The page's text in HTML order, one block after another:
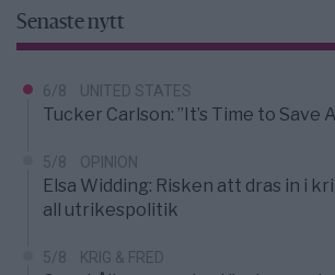
Senaste nytt
6/8 UNITED STATES
Tucker Carlson: ”It’s Time to Save
5/8 OPINION
Elsa Widding: Risken att dras in i
all utrikespolitik
5/8 KRIG & FRED